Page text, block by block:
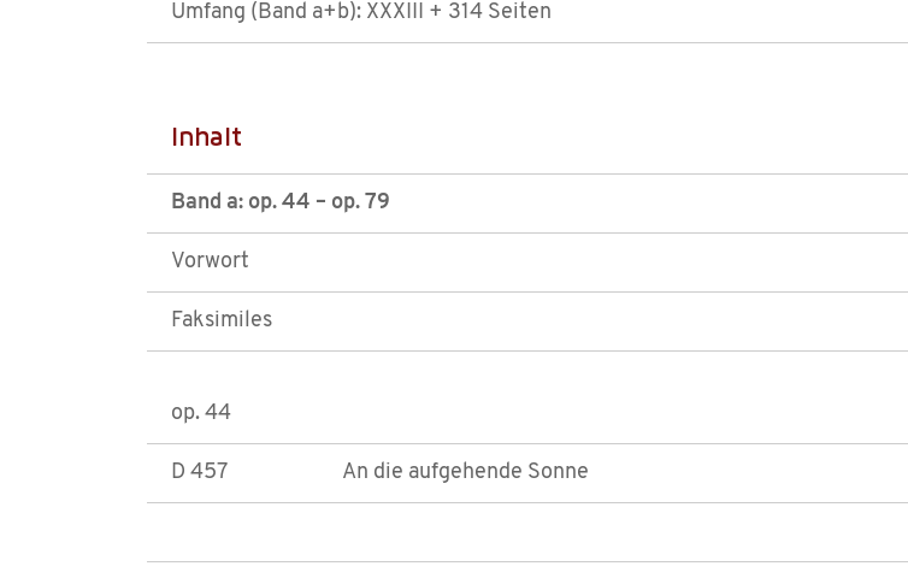
Umfang (Band a+b): XXXIII + 314 Seiten
Inhalt
Band a: op. 44 – op. 79
Vorwort
Faksimiles
op. 44
D 457 An die aufgehende Sonne